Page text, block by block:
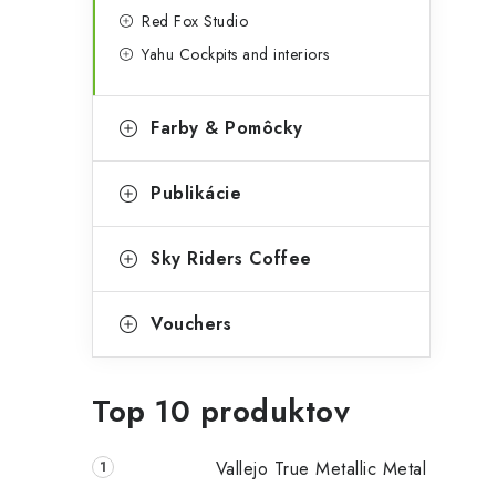
Red Fox Studio
Yahu Cockpits and interiors
Farby & Pomôcky
Publikácie
Sky Riders Coffee
Vouchers
Top 10 produktov
Vallejo True Metallic Metal